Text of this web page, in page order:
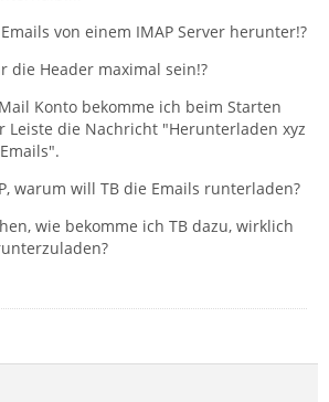
von einem IMAP Server herunter!?
die Header maximal sein!?
Konto bekomme ich beim Starten
Leiste die Nachricht "Herunterladen xyz
warum will TB die Emails runterladen?
wie bekomme ich TB dazu, wirklich